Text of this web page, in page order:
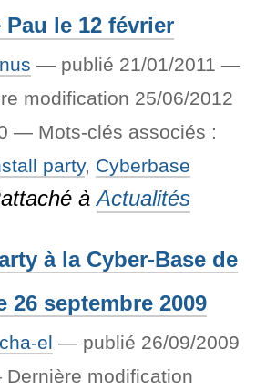
Pau le 12 février
— publié 21/01/2011—
modification 25/06/2012
— Mots-clés associés :
party, Cyberbase
à Actualités
à la Cyber-Base de
26 septembre 2009
el — publié 26/09/2009
Dernière modification